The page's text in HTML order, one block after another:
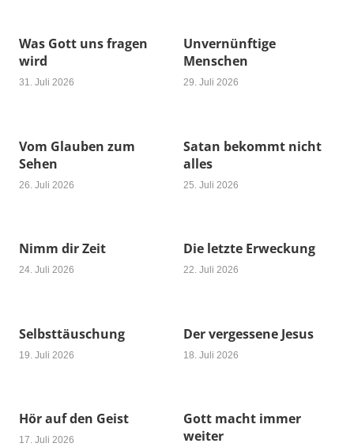
Was Gott uns fragen
wird
31. Juli 2026
Unvernünftige
Menschen
29. Juli 2026
Vom Glauben zum
Sehen
26. Juli 2026
Satan bekommt nicht
alles
25. Juli 2026
Nimm dir Zeit
24. Juli 2026
Die letzte Erweckung
22. Juli 2026
Selbsttäuschung
19. Juli 2026
Der vergessene Jesus
18. Juli 2026
Hör auf den Geist
17. Juli 2026
Gott macht immer
weiter